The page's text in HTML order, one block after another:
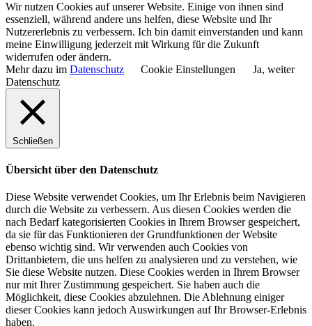
Wir nutzen Cookies auf unserer Website. Einige von ihnen sind
essenziell, während andere uns helfen, diese Website und Ihr
Nutzererlebnis zu verbessern. Ich bin damit einverstanden und kann
meine Einwilligung jederzeit mit Wirkung für die Zukunft
widerrufen oder ändern.
Mehr dazu im Datenschutz Cookie Einstellungen
Ja, weiter
Datenschutz
Schließen
Übersicht über den Datenschutz
Diese Website verwendet Cookies, um Ihr Erlebnis beim Navigieren
durch die Website zu verbessern. Aus diesen Cookies werden die
nach Bedarf kategorisierten Cookies in Ihrem Browser gespeichert,
da sie für das Funktionieren der Grundfunktionen der Website
ebenso wichtig sind. Wir verwenden auch Cookies von
Drittanbietern, die uns helfen zu analysieren und zu verstehen, wie
Sie diese Website nutzen. Diese Cookies werden in Ihrem Browser
nur mit Ihrer Zustimmung gespeichert. Sie haben auch die
Möglichkeit, diese Cookies abzulehnen. Die Ablehnung einiger
dieser Cookies kann jedoch Auswirkungen auf Ihr Browser-Erlebnis
haben.